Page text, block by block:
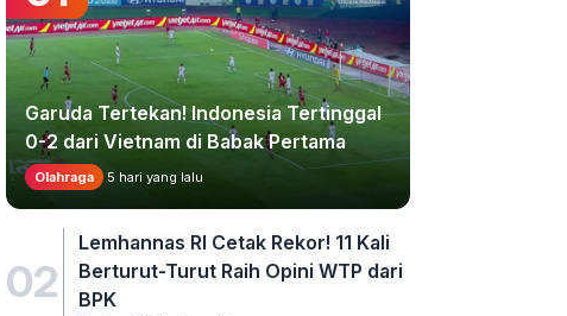
Garuda Tertekan! Indonesia Tertinggal
0-2 dari Vietnam di Babak Pertama
Olahraga 5 hari yang lalu
02
Lemhannas RI Cetak Rekor! 11 Kali
Berturut-Turut Raih Opini WTP dari
BPK